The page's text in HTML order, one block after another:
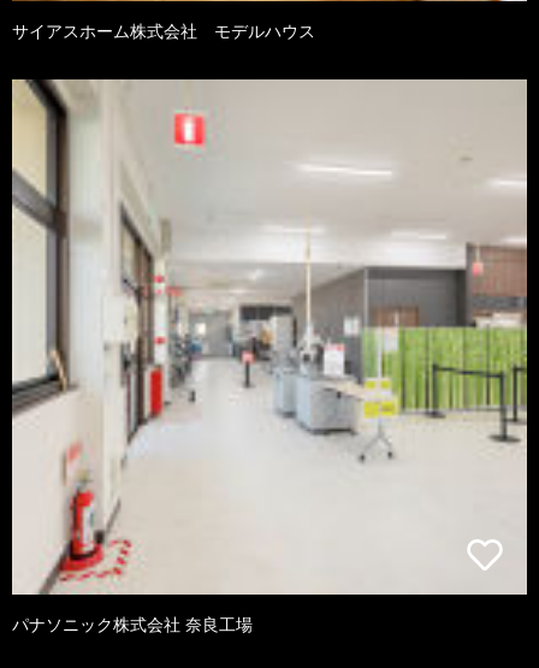
サイアスホーム株式会社 モデルハウス
パナソニック株式会社 奈良工場